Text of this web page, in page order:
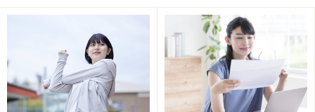
感じたり、会社員時代の人間関係を引きずったりするこ
とはないでしょう。
定年後を豊かにする趣味を紹介
50代から始める趣味は、身体を動かすことと一人でコツ